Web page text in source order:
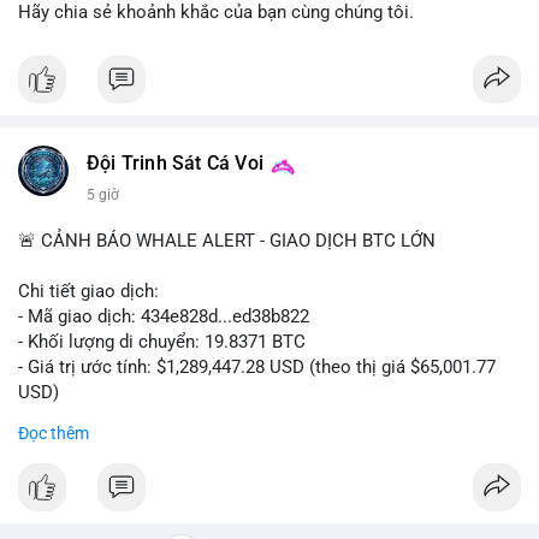
ra.
các sàn lớn trong 24-48 giờ tới. Tránh hành động theo cảm
thời điểm này.
#aplucban
Hãy chia sẻ khoảnh khắc của bạn cùng chúng tôi.
Đội Trinh Sát Cá Voi
5 giờ
🚨 CẢNH BÁO WHALE ALERT - GIAO DỊCH BTC LỚN
Chi tiết giao dịch:
- Mã giao dịch: 434e828d...ed38b822
- Khối lượng di chuyển: 19.8371 BTC
- Giá trị ước tính: $1,289,447.28 USD (theo thị giá $65,001.77
USD)
Giao dịch gần 1.3 triệu USD được thực hiện trong khung giờ
Đọc thêm